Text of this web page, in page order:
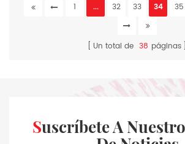
1 ... 32 33 34 35
Un total de 38 páginas
Suscríbete A Nuestro Boletín